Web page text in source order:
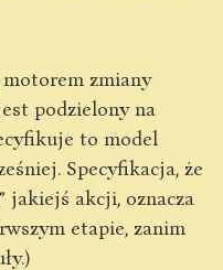
zmiany
podzielony na
to model
Specyfikacja, że
jakiejś akcji, oznacza
etapie, zanim